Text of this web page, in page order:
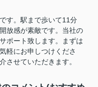
す。駅まで歩いて11分
放感が素敵です。当社の
ポート致します。まずは
軽にお申しつけくださ
させていただきます。